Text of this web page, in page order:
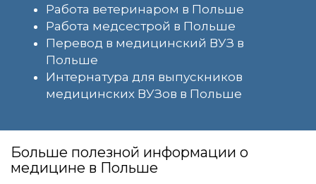
Работа ветеринаром в Польше
Работа медсестрой в Польше
Перевод в медицинский ВУЗ в
Польше
Интернатура для выпускников
медицинских ВУЗов в Польше
Больше полезной информации о
медицине в Польше